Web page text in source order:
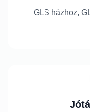
GLS házhoz,